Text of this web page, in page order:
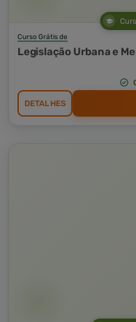
Curso Grátis de
Legislação Urbana e
DETALHES